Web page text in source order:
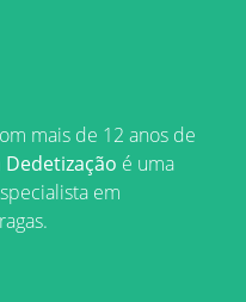
mais de 12 anos de
Dedetização é uma
em